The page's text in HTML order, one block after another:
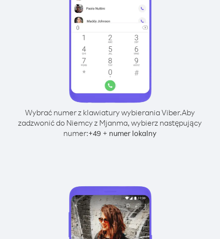
Wybrać numer z klawiatury wybierania Viber.Aby
zadzwonić do Niemcy z Mjanma, wybierz następujący
numer:+49 + numer lokalny